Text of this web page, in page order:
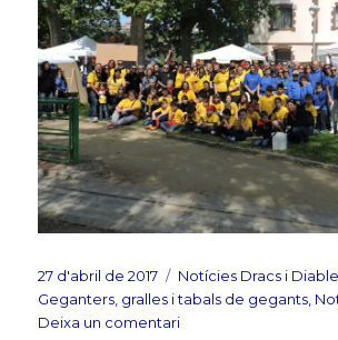
Publicat
el
27 d'abril de 2017 Categories
Notícies Dracs i
Geganters, gralles i tabals de gegants,
Deixa un comentaria